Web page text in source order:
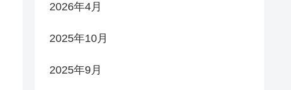
2026年4月
2025年10月
2025年9月